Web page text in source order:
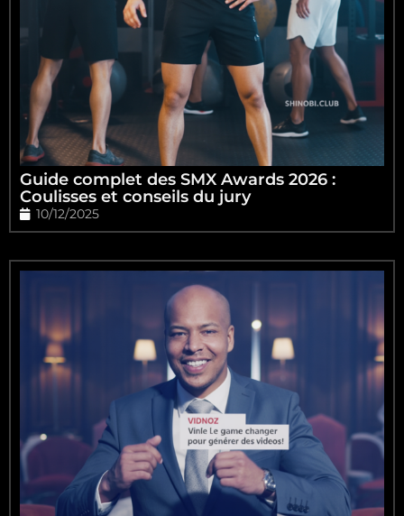
Guide complet des SMX Awards 2026 :
Coulisses et conseils du jury
10/12/2025